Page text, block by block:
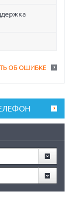
ОБ ОШИБКЕ